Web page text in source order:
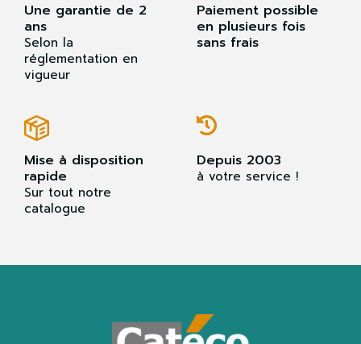
Une garantie de 2
ans
Selon la
réglementation en
vigueur
Paiement possible
en plusieurs fois
sans frais
Mise à disposition
rapide
Sur tout notre
catalogue
Depuis 2003
à votre service !